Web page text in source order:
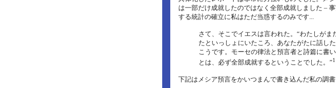
は一部だけ成就したのではなく全部成就しました –
する統計の確立に私はただ当惑するのみです...
さて、そこでイエスは言われた。“わたしがま
たといっしょにいたころ、あなたがたに話し
こうです。モーセの律法と預言者と詩篇に書
とは、必ず全部成就するということでした。”1
下記はメシア預言をかいつまんで書き込んだ私の調